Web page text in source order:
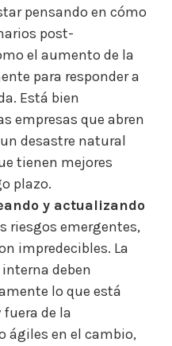
pensando en cómo
post-
el aumento de la
para responder a
Está bien
empresas que abren
desastre natural
tienen mejores
plazo.
y actualizando
riesgos emergentes,
impredecibles. La
deben
lo que está
de la
ágiles en el cambio,